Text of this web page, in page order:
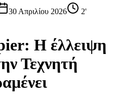
30 Απριλίου 2026 2'
Η έλλειψη
Τεχνητή